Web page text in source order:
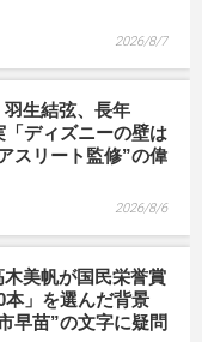
2026/8/7
生結弦、長年
ディズニーの壁は
スリート監修”の偉
2026/8/6
美帆が国民栄誉賞
本」を選んだ背景
早苗”の文字に疑問